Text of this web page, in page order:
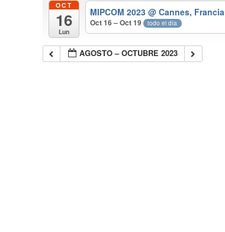
OCT
16
Lun
MIPCOM 2023@ Cannes, Francia
Oct 16 – Oct 19 todo el día
AGOSTO – OCTUBRE 2023